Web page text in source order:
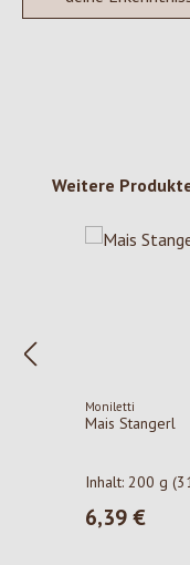
Produktgalerie
Weitere
Moniletti
Mais Stangerl
Inhalt:200 g
Regulärer
6,39 €